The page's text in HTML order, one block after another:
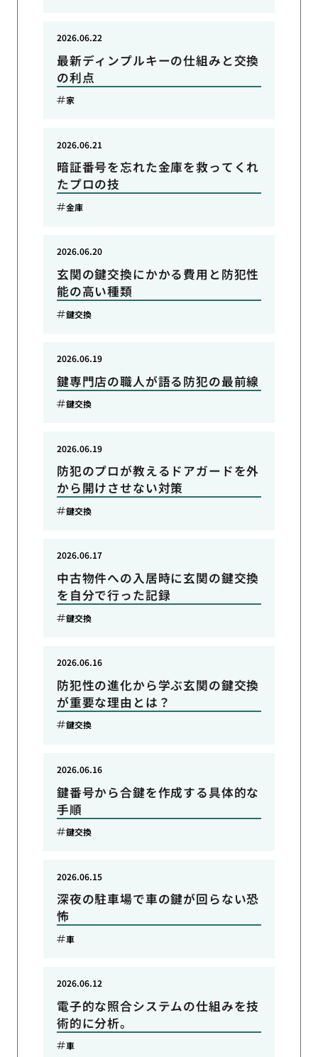
最新ディンプルキーの仕組みと交換
の利点
2026.06.22
家
暗証番号を忘れた金庫を救ってくれ
たプロの技
2026.06.21
金庫
玄関の鍵交換にかかる費用と防犯性
能の高い種類
2026.06.20
鍵交換
鍵専門店の職人が語る防犯の最前線
2026.06.19
鍵交換
防犯のプロが教えるドアガードを外
から開けさせない対策
2026.06.19
鍵交換
中古物件への入居時に玄関の鍵交換
を自分で行った記録
2026.06.17
鍵交換
防犯性の進化から学ぶ玄関の鍵交換
が重要な理由とは？
2026.06.16
鍵交換
鍵番号から合鍵を作成する具体的な
手順
2026.06.16
鍵交換
深夜の駐車場で車の鍵が回らない恐
怖
2026.06.15
車
電子的な照合システムの仕組みを技
術的に分析。
2026.06.12
車